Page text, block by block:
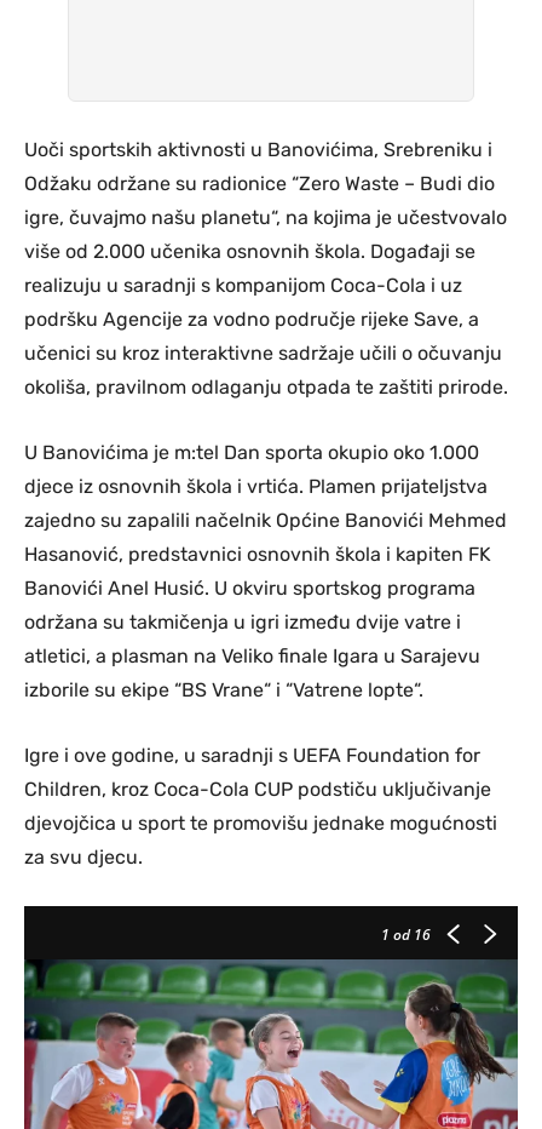
Uoči sportskih aktivnosti u Banovićima, Srebreniku i
Odžaku održane su radionice “Zero Waste – Budi dio
igre, čuvajmo našu planetu“, na kojima je učestvovalo
više od 2.000 učenika osnovnih škola. Događaji se
realizuju u saradnji s kompanijom Coca-Cola i uz
podršku Agencije za vodno područje rijeke Save, a
učenici su kroz interaktivne sadržaje učili o očuvanju
okoliša, pravilnom odlaganju otpada te zaštiti prirode.
U Banovićima je m:tel Dan sporta okupio oko 1.000
djece iz osnovnih škola i vrtića. Plamen prijateljstva
zajedno su zapalili načelnik Općine Banovići Mehmed
Hasanović, predstavnici osnovnih škola i kapiten FK
Banovići Anel Husić. U okviru sportskog programa
održana su takmičenja u igri između dvije vatre i
atletici, a plasman na Veliko finale Igara u Sarajevu
izborile su ekipe “BS Vrane“ i “Vatrene lopte“.
Igre i ove godine, u saradnji s UEFA Foundation for
Children, kroz Coca-Cola CUP podstiču uključivanje
djevojčica u sport te promovišu jednake mogućnosti
za svu djecu.
1 od 16